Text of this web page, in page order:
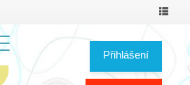
Přihlášení